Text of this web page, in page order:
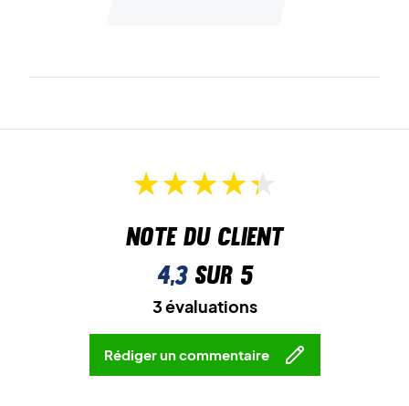
Note du client
4,3sur 5
3 évaluations
Rédiger un commentaire